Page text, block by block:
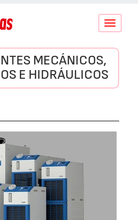
Conmutar
MECÁNICOS,
E HIDRÁULICOS